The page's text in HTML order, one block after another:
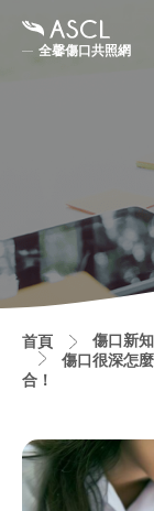
全馨傷口共照網
首頁 傷口新知
傷口很深怎
合！